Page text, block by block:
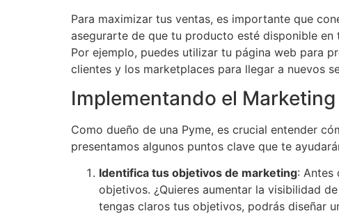
Para maximizar tus ventas, es importante que
asegurarte de que tu producto esté disponible
Por ejemplo, puedes utilizar tu página web para
clientes y los marketplaces para llegar a nuevos
Implementando el
Como dueño de una Pyme, es crucial entender
presentamos algunos puntos clave que te
Identifica tus objetivos de marketing: Antes
objetivos. ¿Quieres aumentar la visibilidad
tengas claros tus objetivos, podrás diseñar